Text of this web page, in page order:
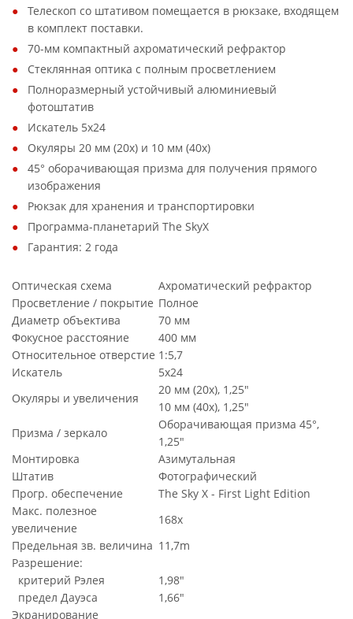
Телескоп со штативом помещается в рюкзаке, входящем
в комплект поставки.
70-мм компактный ахроматический рефрактор
Стеклянная оптика с полным просветлением
Полноразмерный устойчивый алюминиевый
фотоштатив
Искатель 5х24
Окуляры 20 мм (20х) и 10 мм (40х)
45° оборачивающая призма для получения прямого
изображения
Рюкзак для хранения и транспортировки
Программа-планетарий The SkyX
Гарантия: 2 года
Оптическая схема
Ахроматический рефрактор
Просветление / покрытие Полное
Диаметр объектива
70 мм
Фокусное расстояние
400 мм
Относительное отверстие 1:5,7
Искатель
5х24
Окуляры и увеличения
20 мм (20x), 1,25"
10 мм (40x), 1,25"
Призма / зеркало
Оборачивающая призма 45°,
1,25"
Монтировка
Азимутальная
Штатив
Фотографический
Прогр. обеспечение
The Sky X - First Light Edition
Макс. полезное
увеличение
168x
Предельная зв. величина 11,7m
Разрешение:
критерий Рэлея
предел Дауэса
1,98"
1,66"
Экранирование